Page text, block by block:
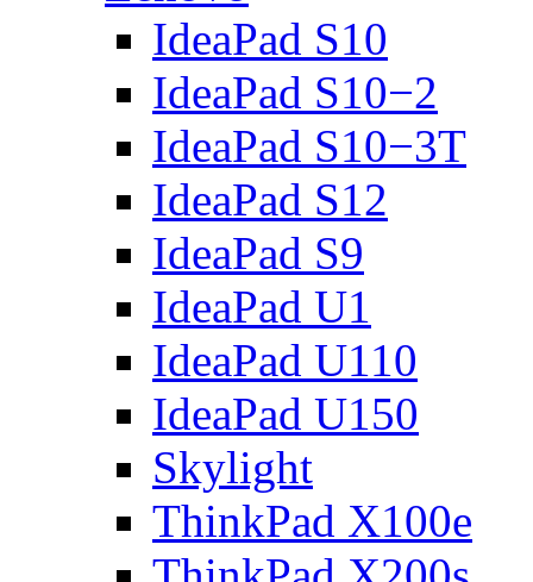
IdeaPad S10
IdeaPad S10−2
IdeaPad S10−3T
IdeaPad S12
IdeaPad S9
IdeaPad U1
IdeaPad U110
IdeaPad U150
Skylight
ThinkPad X100e